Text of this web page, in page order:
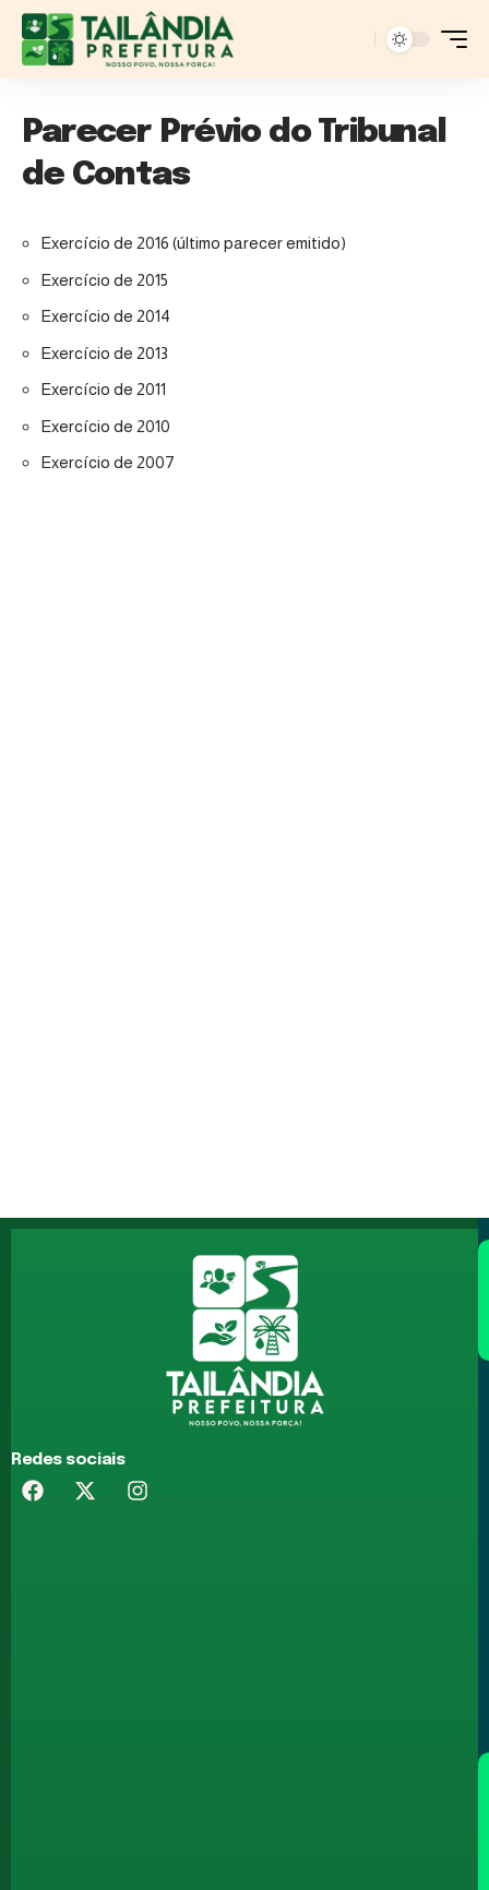
Parecer Prévio do Tribunal
de Contas
Exercício de 2016 (último parecer emitido)
Exercício de 2015
Exercício de 2014
Exercício de 2013
Exercício de 2011
Exercício de 2010
Exercício de 2007
Redes sociais